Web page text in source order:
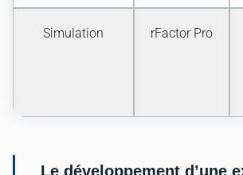
Simulation rFactor Pro
Le développement d’une